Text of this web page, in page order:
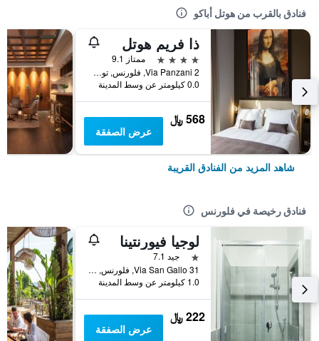
فنادق بالقرب من هوتل أباكو
ذا فريم هوتل
4 نجوم
ممتاز 9.1
Via Panzani 2, فلورنس, توسكانا, إيطاليا
0.0 كيلومتر عن وسط المدينة
568 ﷼
عرض الصفقة
شاهد المزيد من الفنادق القريبة
فنادق رخيصة في فلورنس
لوجيا فيورنتينا
نجمة واحدة
جيد 7.1
Via San Gallo 31, فلورنس, توسكانا, إيطاليا
1.0 كيلومتر عن وسط المدينة
222 ﷼
عرض الصفقة